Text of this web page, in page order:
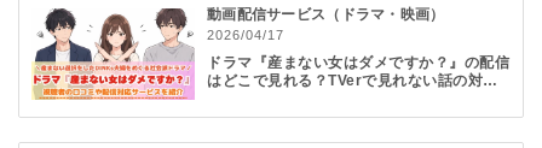
ウント」が必要です。spモード契約でのご利用とサービス内容やお支払い方法
が異なる場合があります。
※3 初回31日間無料：31日経過後は自動継続となり、その月から月額料金全額
がかかります。
動画配信サービス（ドラマ・映画）
2026/04/17
ドラマ『産まない女はダメですか？』の配信
はどこで見れる？TVerで見れない話の対応